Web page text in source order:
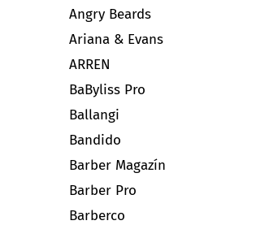
Angry Beards
Ariana & Evans
ARREN
BaByliss Pro
Ballangi
Bandido
Barber Magazín
Barber Pro
Barberco